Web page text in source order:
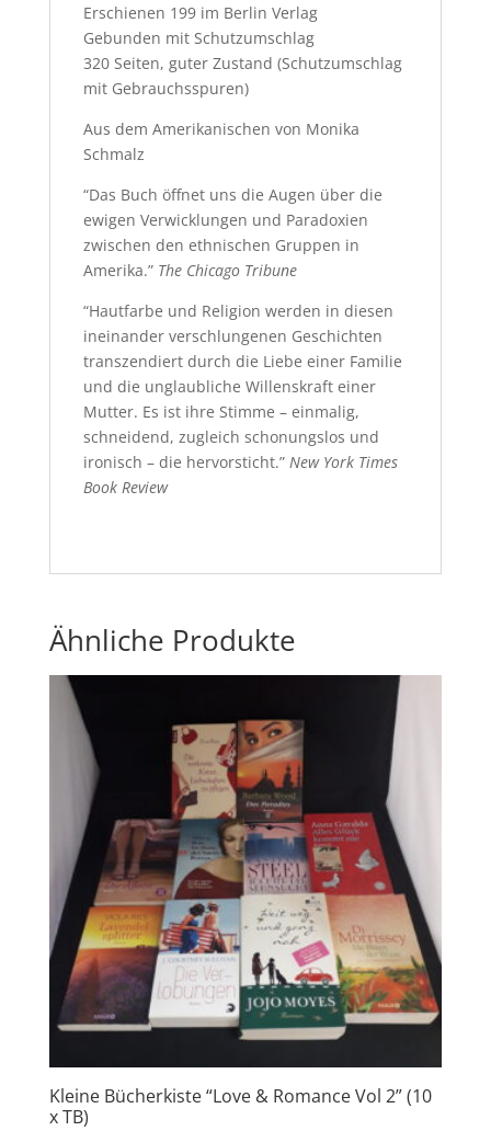
Erschienen 199 im Berlin Verlag
Gebunden mit Schutzumschlag
320 Seiten, guter Zustand (Schutzumschlag
mit Gebrauchsspuren)
Aus dem Amerikanischen von Monika
Schmalz
“Das Buch öffnet uns die Augen über die
ewigen Verwicklungen und Paradoxien
zwischen den ethnischen Gruppen in
Amerika.” The Chicago Tribune
“Hautfarbe und Religion werden in diesen
ineinander verschlungenen Geschichten
transzendiert durch die Liebe einer Familie
und die unglaubliche Willenskraft einer
Mutter. Es ist ihre Stimme – einmalig,
schneidend, zugleich schonungslos und
ironisch – die hervorsticht.” New York Times
Book Review
Ähnliche Produkte
Kleine Bücherkiste “Love & Romance Vol 2” (10
x TB)